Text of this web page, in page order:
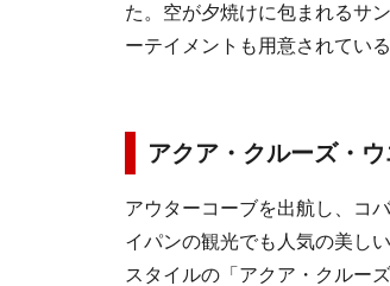
た。空が夕焼けに包まれるサ
ーテイメントも用意されてい
アクア・クルーズ・
アウターコーブを出航し、コ
イパンの観光でも人気の美し
スタイルの「アクア・クルー